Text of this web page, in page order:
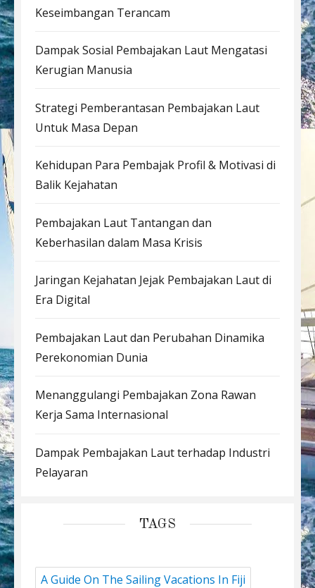
Keseimbangan Terancam
Dampak Sosial Pembajakan Laut Mengatasi
Kerugian Manusia
Strategi Pemberantasan Pembajakan Laut
Untuk Masa Depan
Kehidupan Para Pembajak Profil & Motivasi di
Balik Kejahatan
Pembajakan Laut Tantangan dan
Keberhasilan dalam Masa Krisis
Jaringan Kejahatan Jejak Pembajakan Laut di
Era Digital
Pembajakan Laut dan Perubahan Dinamika
Perekonomian Dunia
Menanggulangi Pembajakan Zona Rawan
Kerja Sama Internasional
Dampak Pembajakan Laut terhadap Industri
Pelayaran
TAGS
A Guide On The Sailing Vacations In Fiji